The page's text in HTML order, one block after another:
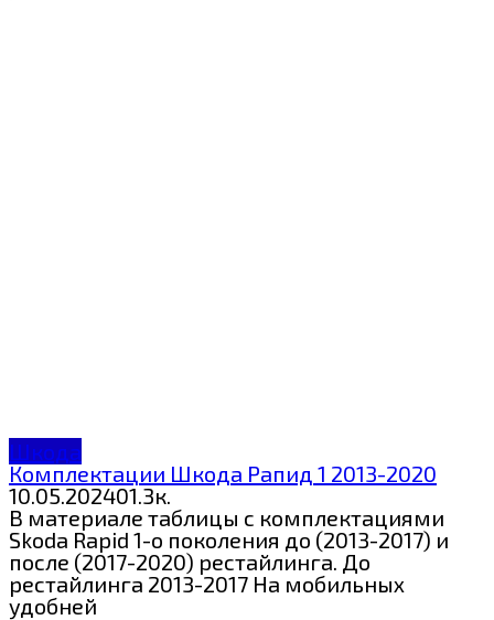
Шкода
Комплектации Шкода Рапид 1 2013-2020
10.05.202401.3к.
В материале таблицы с комплектациями
Skoda Rapid 1-о поколения до (2013-2017) и
после (2017-2020) рестайлинга. До
рестайлинга 2013-2017 На мобильных
удобней